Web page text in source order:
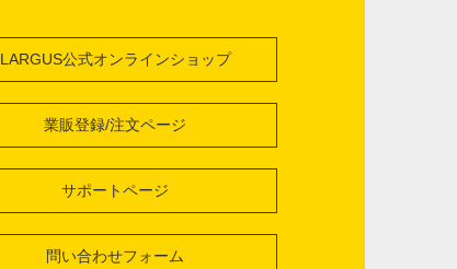
LARGUS公式オンラインショップ
業販登録/注文ページ
サポートページ
問い合わせフォーム